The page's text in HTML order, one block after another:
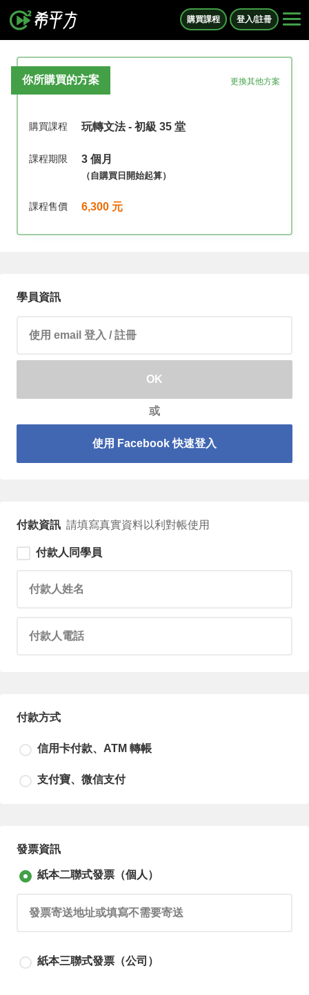
購買課程 登入/註冊
你所購買的方案 更換其他方案
購買課程 玩轉文法 - 初級 35 堂
課程期限 3 個月
（自購買日開始起算）
課程售價 6,300 元
學員資訊
請輸入 email 帳號
OK
或
使用 Facebook 快速登入
付款資訊 請填寫真實資料以利對帳使用
付款人同學員
付款方式
信用卡付款、ATM 轉帳
支付寶、微信支付
發票資訊
紙本二聯式發票（個人）
紙本三聯式發票（公司）